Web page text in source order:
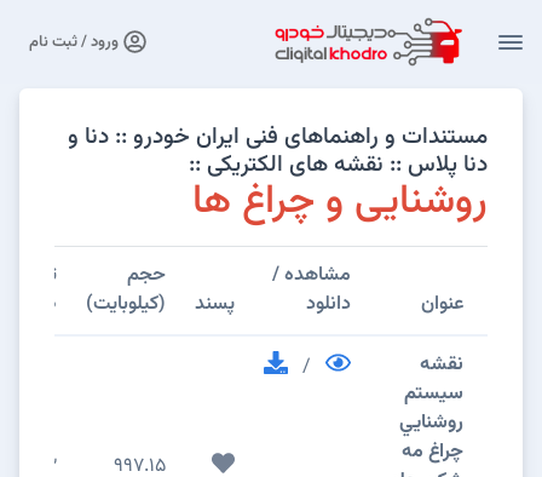
ورود / ثبت نام
مستندات و راهنماهای فنی ایران خودرو :: دنا و
دنا پلاس :: نقشه های الکتریکی ::
روشنایی و چراغ ها
عنوان
مشاهده /
دانلود
پسند
حجم
(کیلوبایت)
تعداد
نقشه
سيستم
روشنايي
چراغ مه
/
997.15
2